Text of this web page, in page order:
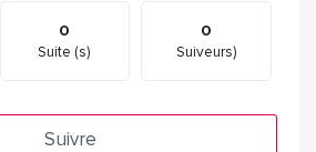
0
Suite (s)
0
Suiveurs)
Suivre